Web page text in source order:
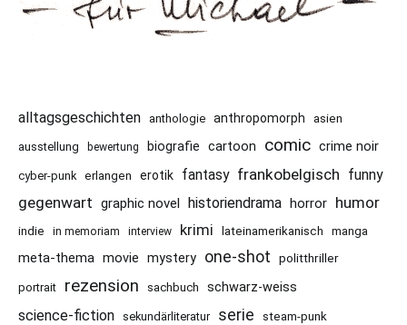
alltagsgeschichten anthologie anthropomorph asien
ausstellung bewertung biografie cartoon comic crime noir
cyber-punk erlangen erotik fantasy frankobelgisch funny
gegenwart graphic novel historiendrama horror humor
indie in memoriam interview krimi lateinamerikanisch manga
meta-thema movie mystery one-shot politthriller
portrait rezension sachbuch schwarz-weiss
science-fiction sekundärliteratur serie steam-punk